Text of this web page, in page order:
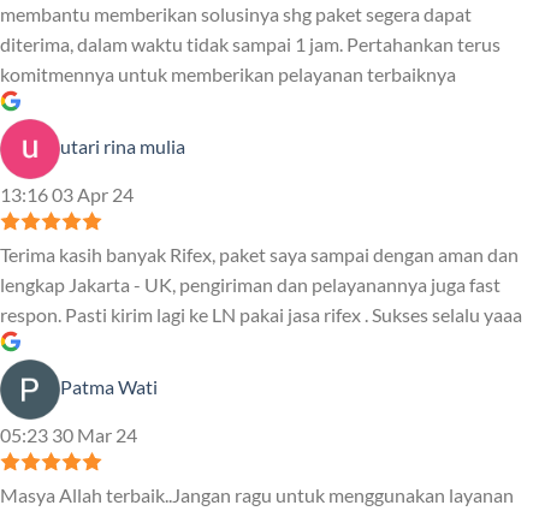
membantu memberikan solusinya shg paket segera dapat
diterima, dalam waktu tidak sampai 1 jam. Pertahankan terus
komitmennya untuk memberikan pelayanan terbaiknya
utari rina mulia
13:16 03 Apr 24
Terima kasih banyak Rifex, paket saya sampai dengan aman dan
lengkap Jakarta - UK, pengiriman dan pelayanannya juga fast
respon. Pasti kirim lagi ke LN pakai jasa rifex . Sukses selalu yaaa
Patma Wati
05:23 30 Mar 24
Masya Allah terbaik..Jangan ragu untuk menggunakan layanan